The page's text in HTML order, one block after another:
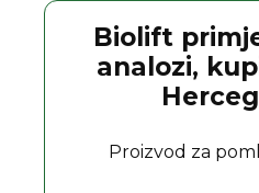
Biolift
analozi,
Proizvod za